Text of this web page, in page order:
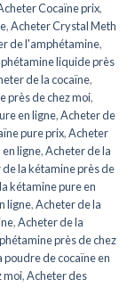
Cocaïne prix,
,Acheter Crystal Meth
de l'amphétamine,
liquide près
de la cocaïne,
près de chez moi,
en ligne,Acheter de
pure prix,Acheter
en ligne,Acheter de la
la kétamine près de
kétamine pure en
ligne,Acheter de la
,Acheter de la
près de chez
poudre de cocaïne en
moi,Acheter des